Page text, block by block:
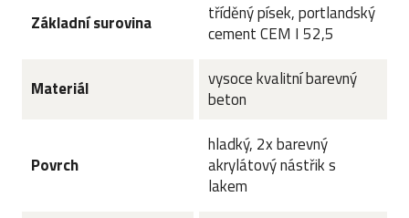
Základní surovina
tříděný písek, portlandský
cement CEM I 52,5
Materiál
vysoce kvalitní barevný
beton
Povrch
hladký, 2x barevný
akrylátový nástřik s
lakem